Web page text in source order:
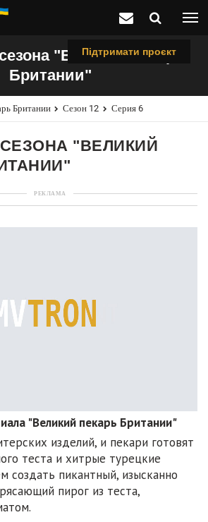
Підтримати проєкт
"Великий пекарь
Британии"
Британии Сезон 12 Серия 6
"ВЕЛИКИЙ
РЕКЛАМА
"Великий пекарь Британии"
изделий, и пекари готовят
теста и хитрые турецкие
создать пикантный, изысканно
пирог из теста,